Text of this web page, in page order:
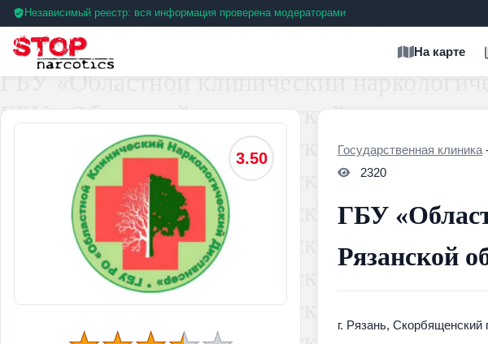
Независимый реестр: вся информация проверена модераторами
На карте
3.50 Государственная клиника
2320
ГБУ
Рязанской
г. Рязань, Скорбященский